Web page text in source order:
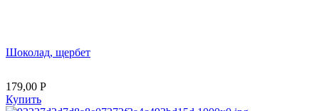
Шоколад, щербет
179,00 Р
Купить